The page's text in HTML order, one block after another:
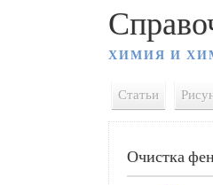
ХИМИЯ И
Статьи
Очистка